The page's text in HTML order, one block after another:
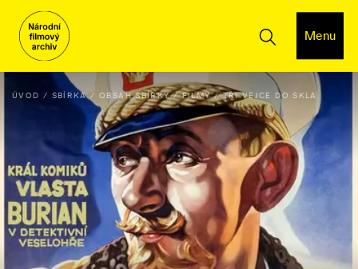
Menu
ÚVOD SBÍRKA OBSAH SBÍRKY FILMY TŘI VEJCE DO SKLA